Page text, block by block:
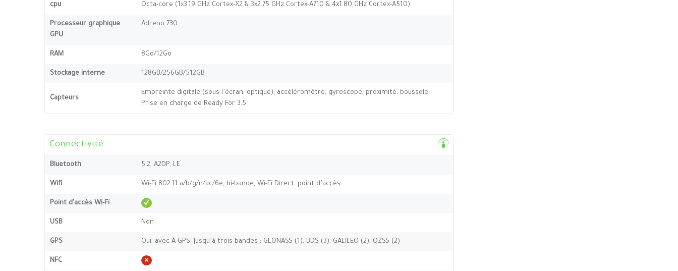
cpu Octa-core (1x3.19 GHz Cortex-X2 & 3x2.75 GHz Cortex-A710 & 4x1.80 GHz Cortex-A510)
Processeur graphique
GPU
Adreno 730
RAM 8Go/12Go
Stockage interne 128GB/256GB/512GB
Capteurs
Empreinte digitale (sous l’écran, optique), accéléromètre, gyroscope, proximité, boussole
Prise en charge de Ready For 3.5
Connectivité
Bluetooth 5.2, A2DP, LE
Wifi Wi-Fi 802.11 a/b/g/n/ac/6e, bi-bande, Wi-Fi Direct, point d’accès
Point d'accès Wi-Fi
USB Non
GPS Oui, avec A-GPS. Jusqu’à trois bandes : GLONASS (1), BDS (3), GALILEO (2), QZSS (2)
NFC